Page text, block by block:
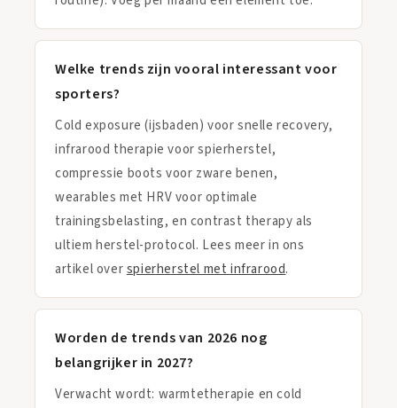
Welke trends zijn vooral interessant voor
sporters?
Cold exposure (ijsbaden) voor snelle recovery,
infrarood therapie voor spierherstel,
compressie boots voor zware benen,
wearables met HRV voor optimale
trainingsbelasting, en contrast therapy als
ultiem herstel-protocol. Lees meer in ons
artikel overspierherstel met infrarood.
Worden de trends van 2026 nog
belangrijker in 2027?
Verwacht wordt: warmtetherapie en cold